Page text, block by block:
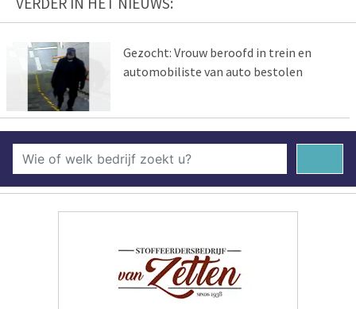
Gezocht: Vrouw beroofd in trein en
automobiliste van auto bestolen